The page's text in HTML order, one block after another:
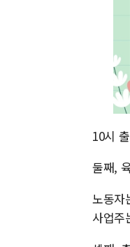
10시
둘째,
노동자
사업주